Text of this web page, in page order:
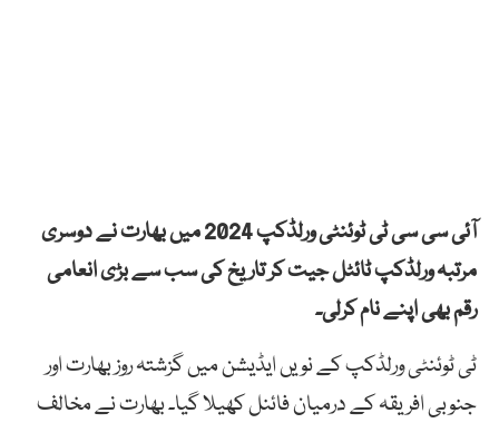
آئی سی سی ٹی ٹوئنٹی ورلڈکپ 2024 میں بھارت نے دوسری
مرتبہ ورلڈکپ ٹائٹل جیت کر تاریخ کی سب سے بڑی انعامی
رقم بھی اپنے نام کرلی۔
ٹی ٹوئنٹی ورلڈکپ کے نویں ایڈیشن میں گزشتہ روز بھارت اور
جنوبی افریقہ کے درمیان فائنل کھیلا گیا۔ بھارت نے مخالف